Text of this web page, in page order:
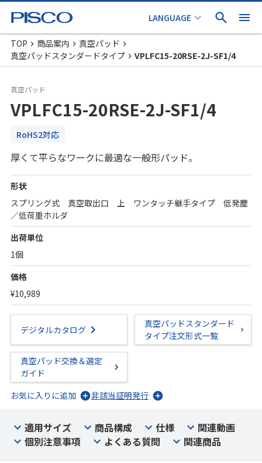
TOP 商品案内
真空パッド
真空パッドスタンダードタイプ
VPLFC15-20RSE-2J-SF1/4
真空パッド
VPLFC15-20RSE-2J-SF1/4
RoHS2対応
厚くて平らなワークに最適な一般形パッド。
形状
スプリング式 真空取出口 上 ワンタッチ継手タイプ 低発塵
／低荷重ホルダ
出荷単位
1個
価格
¥10,989
デジタルカタログ
真空パッドスタンダード
タイプ注文形式一覧
真空パッド交換＆選定
ガイド
お気に入りに追加
非該当証明発行
適用サイズ 商品構成 仕様
関連動画
個別注意事項
よくある質問 関連商品